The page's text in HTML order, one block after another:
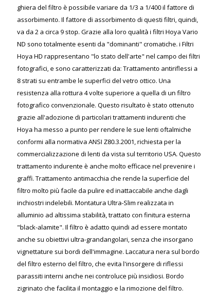
ghiera del filtro è possibile variare da 1/3 a 1/400 il fattore di
assorbimento. Il fattore di assorbimento di questi filtri, quindi,
va da 2 a circa 9 stop. Grazie alla loro qualità i filtri Hoya Vario
ND sono totalmente esenti da "dominanti" cromatiche. i Filtri
Hoya HD rappresentano "lo stato dell'arte" nel campo dei filtri
fotografici, e sono caratterizzati da: Trattamento antiriflessi a
8 strati su entrambe le superfici del vetro ottico. Una
resistenza alla rottura 4 volte superiore a quella di un filtro
fotografico convenzionale. Questo risultato è stato ottenuto
grazie all'adozione di particolari trattamenti indurenti che
Hoya ha messo a punto per rendere le sue lenti oftalmiche
conformi alla normativa ANSI Z80.3.2001, richiesta per la
commercializzazione di lenti da vista sul territorio USA. Questo
trattamento indurente è anche molto efficace nel prevenire i
graffi. Trattamento antimacchia che rende la superficie del
filtro molto più facile da pulire ed inattaccabile anche dagli
inchiostri indelebili. Montatura Ultra-Slim realizzata in
alluminio ad altissima stabilità, trattato con finitura esterna
"black-alamite". Il filtro è adatto quindi ad essere montato
anche su obiettivi ultra-grandangolari, senza che insorgano
vignettature sui bordi dell'immagine. Laccatura nera sul bordo
del filtro esterno del filtro, che evita l'insorgere di riflessi
parassiti interni anche nei controluce più insidiosi. Bordo
zigrinato che facilita il montaggio e la rimozione del filtro.